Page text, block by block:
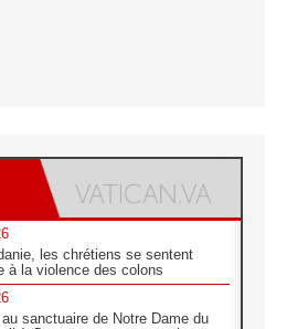
les chrétiens se sentent
à la violence des colons
sanctuaire de Notre Dame du